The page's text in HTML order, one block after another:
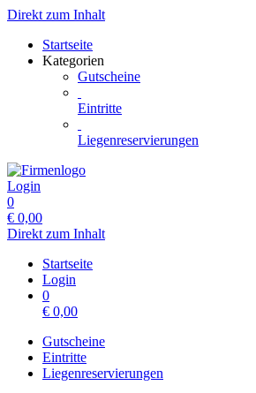
Direkt zum Inhalt
Startseite
Kategorien
Gutscheine
Eintritte
Liegenreservierungen
Login
0
€ 0,00
Direkt zum Inhalt
Startseite
Login
0
€ 0,00
Gutscheine
Eintritte
Liegenreservierungen